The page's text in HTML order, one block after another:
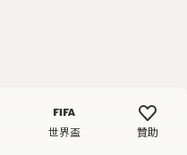
世界盃 贊助